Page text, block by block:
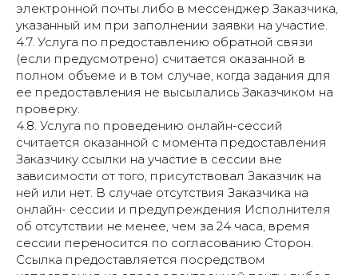
электронной почты либо в мессенджер Заказчика,
указанный им при заполнении заявки на участие.
4.7. Услуга по предоставлению обратной связи
(если предусмотрено) считается оказанной в
полном объеме и в том случае, когда задания для
ее предоставления не высылались Заказчиком на
проверку.
4.8. Услуга по проведению онлайн-сессий
считается оказанной с момента предоставления
Заказчику ссылки на участие в сессии вне
зависимости от того, присутствовал Заказчик на
ней или нет. В случае отсутствия Заказчика на
онлайн- сессии и предупреждения Исполнителя
об отсутствии не менее, чем за 24 часа, время
сессии переносится по согласованию Сторон.
Ссылка предоставляется посредством